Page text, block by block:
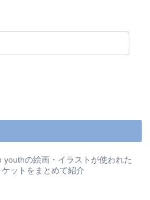
youthの絵画・イラストが使われた
ットをまとめて紹介